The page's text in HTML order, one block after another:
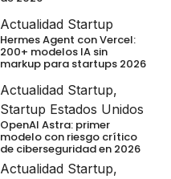
Actualidad Startup
Hermes Agent con Vercel:
200+ modelos IA sin
markup para startups 2026
Actualidad Startup,
Startup Estados Unidos
OpenAI Astra: primer
modelo con riesgo crítico
de ciberseguridad en 2026
Actualidad Startup,